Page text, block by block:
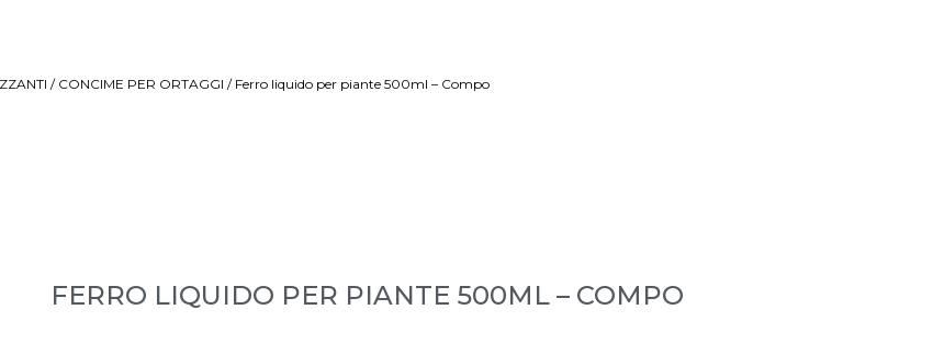
/ CONCIME PER ORTAGGI / Ferro liquido per piante 500ml – Compo
FERRO LIQUIDO PER PIANTE 500ML – COMPO